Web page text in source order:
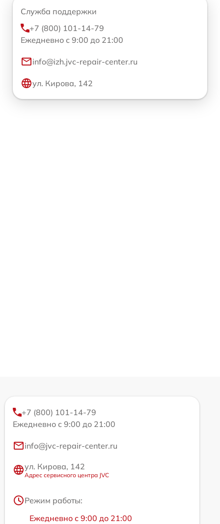
Служба поддержки
+7 (800) 101-14-79
Ежедневно с 9:00 до 21:00
info@izh.jvc-repair-center.ru
ул. Кирова, 142
+7 (800) 101-14-79
Ежедневно с 9:00 до 21:00
info@jvc-repair-center.ru
ул. Кирова, 142
Адрес сервисного центра JVC
Режим работы:
Ежедневно с 9:00 до 21:00